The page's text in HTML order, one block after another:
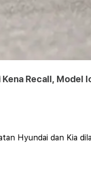
Recall, Model
Hyundai dan Kia